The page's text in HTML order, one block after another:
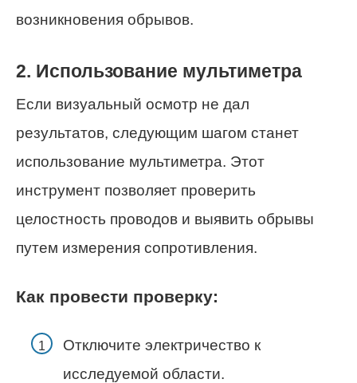
возникновения обрывов.
2. Использование мультиметра
Если визуальный осмотр не дал
результатов, следующим шагом станет
использование мультиметра. Этот
инструмент позволяет проверить
целостность проводов и выявить обрывы
путем измерения сопротивления.
Как провести проверку:
Отключите электричество к
исследуемой области.